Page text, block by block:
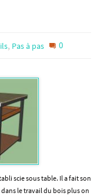
, Pas à pas 0
scie sous table. Il a fait son
le travail du bois plus on